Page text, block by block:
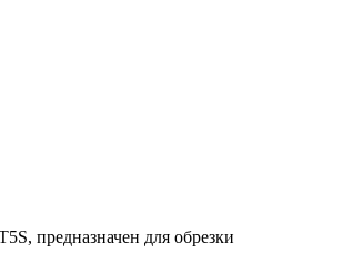
предназначен для обрезки